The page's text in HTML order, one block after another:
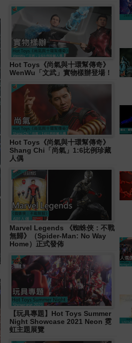
Hot Toys《尚氣與十環幫傳奇》
WenWu「文武」實物樣辦登場！
Hot Toys《尚氣與十環幫傳奇》
Shang Chi「尚氣」1:6比例珍藏
人偶
Marvel Legends 《蜘蛛俠：不戰
無歸》（Spider-Man: No Way
Home）正式發佈
【玩具專題】Hot Toys Summer
Night Showcase 2021 Neon 霓
虹主題展覽